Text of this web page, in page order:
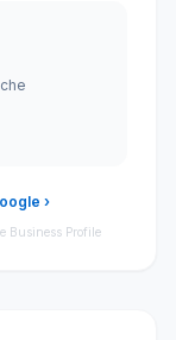
›
Business Profile